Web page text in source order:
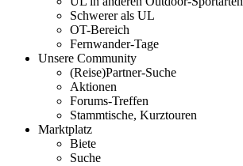
Schwerer als UL
OT-Bereich
Fernwander-Tage
Unsere Community
(Reise)Partner-Suche
Aktionen
Forums-Treffen
Stammtische, Kurztouren
Marktplatz
Biete
Suche